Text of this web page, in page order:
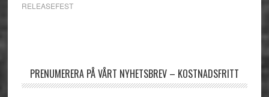
RELEASEFEST
PRENUMERERA PÅ VÅRT NYHETSBREV – KOSTNADSFRITT